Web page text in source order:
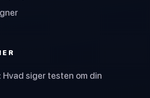
siger testen om din